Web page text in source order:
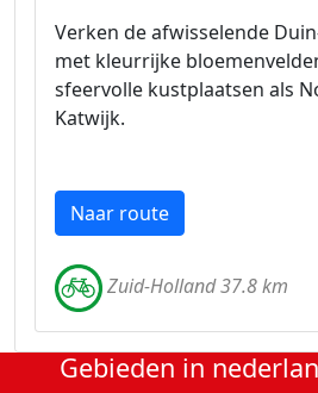
Verken de afwisselende
met kleurrijke
sfeervolle kustplaatsen als
Katwijk.
Naar route
Zuid-Holland 37.8 km
Gebieden in